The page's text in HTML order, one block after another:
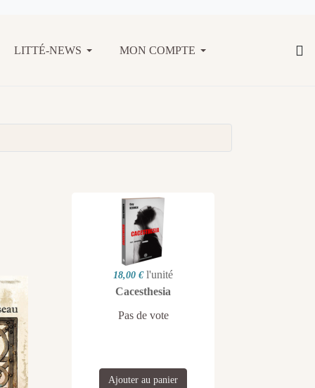
LITTÉ-NEWS MON COMPTE
18,00 € l'unité
Cacesthesia
Pas de vote
Ajouter au panier